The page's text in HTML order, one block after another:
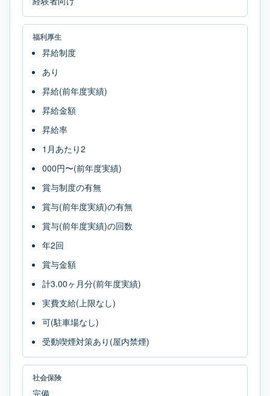
福利厚生
昇給制度
あり
昇給(前年度実績)
昇給金額
昇給率
1月あたり2
000円〜(前年度実績)
賞与制度の有無
賞与(前年度実績)の有無
賞与(前年度実績)の回数
年2回
賞与金額
計3.00ヶ月分(前年度実績)
実費支給(上限なし)
可(駐車場なし)
受動喫煙対策あり(屋内禁煙)
社会保険
完備